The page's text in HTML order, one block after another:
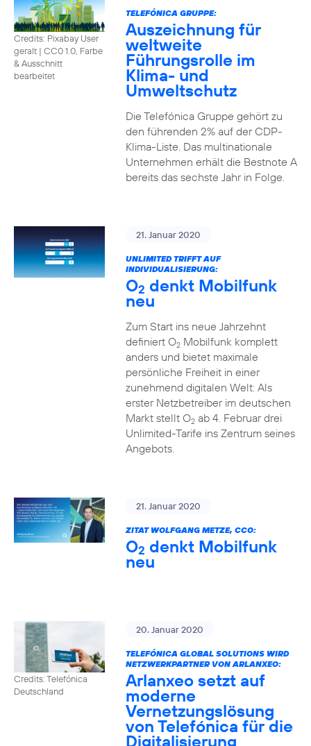
Credits: Pixabay User
geralt | CC0 1.0, Farbe
& Ausschnitt
bearbeitet
TELEFÓNICA GRUPPE:
Auszeichnung für
weltweite
Führungsrolle im
Klima- und
Umweltschutz
Die Telefónica Gruppe gehört zu
den führenden 2% auf der CDP-
Klima-Liste. Das multinationale
Unternehmen erhält die Bestnote A
bereits das sechste Jahr in Folge.
21. Januar 2020
UNLIMITED TRIFFT AUF
INDIVIDUALISIERUNG:
O2 denkt Mobilfunk
neu
Zum Start ins neue Jahrzehnt
definiert O2Mobilfunk komplett
anders und bietet maximale
persönliche Freiheit in einer
zunehmend digitalen Welt: Als
erster Netzbetreiber im deutschen
Markt stellt O2ab 4. Februar drei
Unlimited-Tarife ins Zentrum seines
Angebots.
21. Januar 2020
ZITAT WOLFGANG METZE, CCO:
O2 denkt Mobilfunk
neu
Credits: Telefónica
Deutschland
20. Januar 2020
TELEFÓNICA GLOBAL SOLUTIONS WIRD
NETZWERKPARTNER VON ARLANXEO:
Arlanxeo setzt auf
moderne
Vernetzungslösung
von Telefónica für die
Digitalisierung